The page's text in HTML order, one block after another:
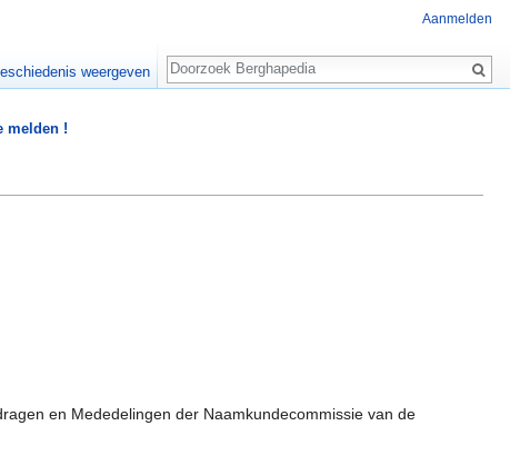
melden !
en Mededelingen der Naamkundecommissie van de
Aanmelden
weergeven
Zoeken